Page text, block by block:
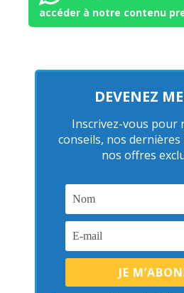
accéder à notre contenu
DEVENEZ
Inscrivez-vous pour
conseils, nos
nos offres